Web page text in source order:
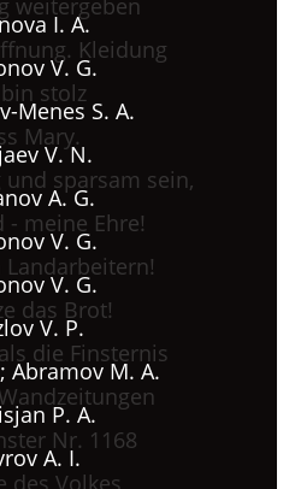
weitergeben
I. A.
Kleidung
V. G.
stolz
Menes S. A.
Mary.
V. N.
sparsam sein,
A. G.
- meine Ehre!
V. G.
Landarbeitern!
V. G.
das Brot!
V. P.
die Finsternis
Abramov M. A.
P. A.
Nr. 1168
A. I.
des Volkes